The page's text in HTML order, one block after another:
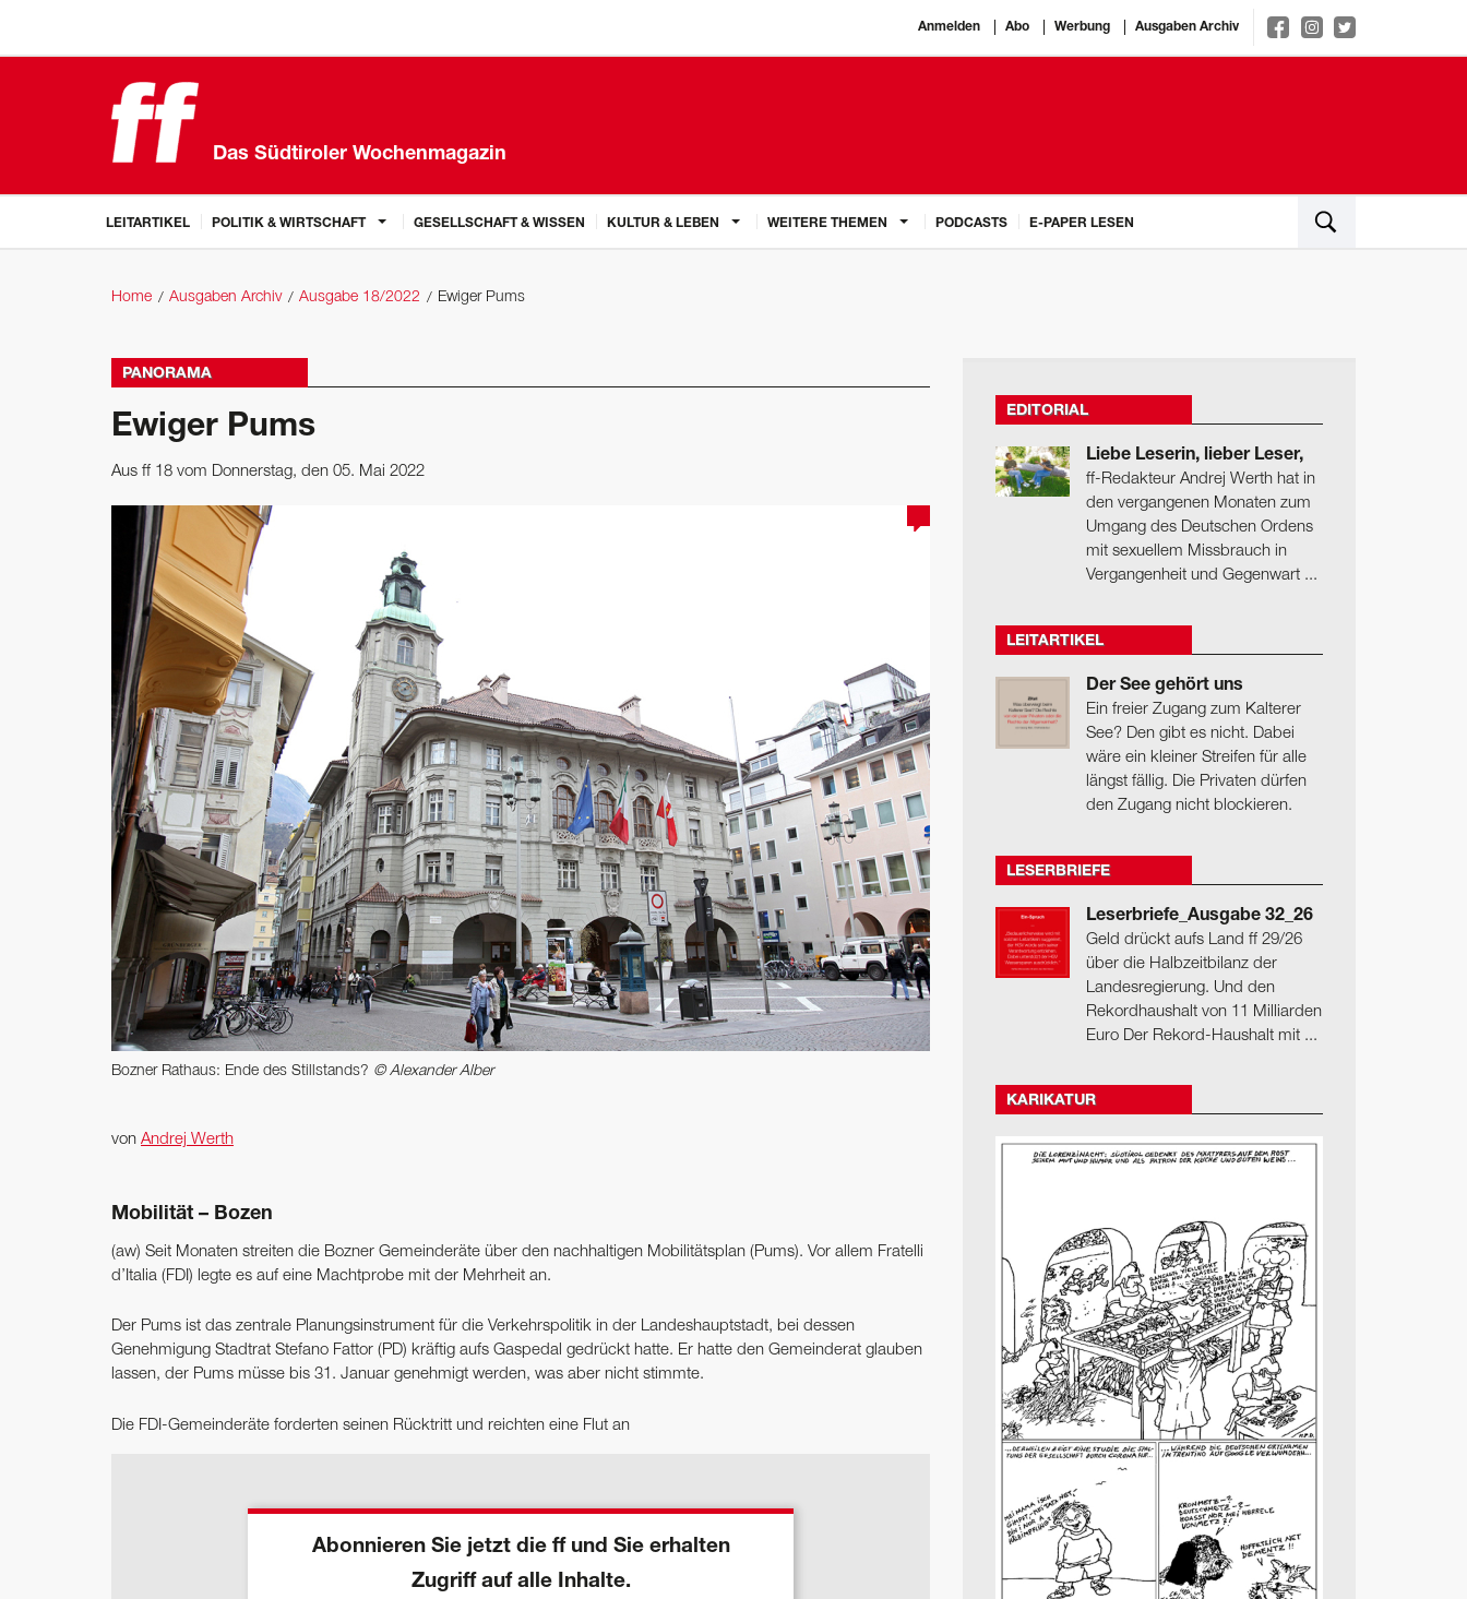
Anmelden Abo Werbung Ausgaben Archiv
Das Südtiroler Wochenmagazin
LEITARTIKEL POLITIK & WIRTSCHAFT GESELLSCHAFT & WISSEN KULTUR & LEBEN WEITERE THEMEN PODCASTS E-PAPER LESEN
Home Ausgaben Archiv Ausgabe 18/2022 Ewiger Pums
PANORAMA
Ewiger Pums
Aus ff 18 vom Donnerstag, den 05. Mai 2022
Bozner Rathaus: Ende des Stillstands? © Alexander Alber
von Andrej Werth
Mobilität – Bozen
(aw) Seit Monaten streiten die Bozner Gemeinderäte über den nachhaltigen Mobilitätsplan (Pums). Vor allem Fratelli
d’Italia (FDI) legte es auf eine Machtprobe mit der Mehrheit an.
Der Pums ist das zentrale Planungsinstrument für die Verkehrspolitik in der Landeshauptstadt, bei dessen
Genehmigung Stadtrat Stefano Fattor (PD) kräftig aufs Gaspedal gedrückt hatte. Er hatte den Gemeinderat glauben
lassen, der Pums müsse bis 31. Januar genehmigt werden, was aber nicht stimmte.
Die FDI-Gemeinderäte forderten seinen Rücktritt und reichten eine Flut an
Abonnieren Sie jetzt die ff und Sie erhalten
Zugriff auf alle Inhalte.
EDITORIAL
Liebe Leserin, lieber Leser,
ff-Redakteur Andrej Werth hat in
den vergangenen Monaten zum
Umgang des Deutschen Ordens
mit sexuellem Missbrauch in
Vergangenheit und Gegenwart ...
LEITARTIKEL
Der See gehört uns
Ein freier Zugang zum Kalterer
See? Den gibt es nicht. Dabei
wäre ein kleiner Streifen für alle
längst fällig. Die Privaten dürfen
den Zugang nicht blockieren.
LESERBRIEFE
Leserbriefe_Ausgabe 32_26
Geld drückt aufs Land ff 29/26
über die Halbzeitbilanz der
Landesregierung. Und den
Rekordhaushalt von 11 Milliarden
Euro Der Rekord-Haushalt mit ...
KARIKATUR